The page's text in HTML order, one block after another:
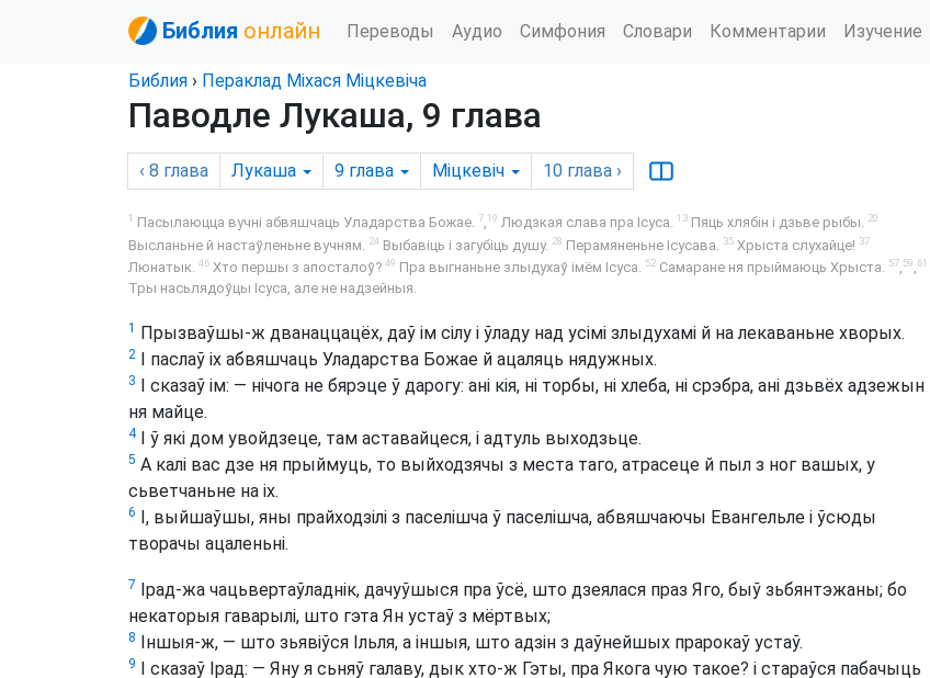
Библия онлайн Переводы Аудио Симфония Словари Комментарии Изучение
Библия › Пераклад Міхася Міцкевіча
Паводле Лукаша, 9 глава
‹ 8 глава Лукаша 9 глава Міцкевіч 10 глава ›
1 Пасылаюцца вучні абвяшчаць Уладарства Божае. 7,19 Людзкая слава пра Ісуса. 13 Пяць хлябін і дзьве рыбы. 20
Высланьне й настаўленьне вучням. 24 Выбавіць і загубіць душу. 28 Перамяненьне Ісусава. 35 Хрыста слухайце! 37
Люнатык. 46 Хто першы з апосталоў? 49 Пра выгнаньне злыдухаў імём Ісуса. 52 Самаране ня прыймаюць Хрыста. 57 59 61
Тры насьлядоўцы Ісуса, але не надзейныя.
1 Прызваўшы-ж дванаццацёх, даў ім сілу і ўладу над усімі злыдухамі й на лекаваньне хворых.
2 І паслаў іх абвяшчаць Уладарства Божае й ацаляць нядужных.
3
І сказаў ім: — нічога не бярэце ў дарогу: ані кія, ні торбы, ні хлеба, ні срэбра, ані дзьвёх адзежын
ня майце.
4І ў які дом увойдзеце, там аставайцеся, і адтуль выходзьце.
5 А калі вас дзе ня прыймуць, то выйходзячы з места таго, атрасеце й пыл з ног вашых, у
сьветчаньне на іх.
6
І, выйшаўшы, яны прайходзілі з паселішча ў паселішча, абвяшчаючы Евангельле і ўсюды
творачы ацаленьні.
7 Ірад-жа чацьвертаўладнік, дачуўшыся пра ўсё, што дзеялася праз Яго, быў зьбянтэжаны; бо
некаторыя гаварылі, што гэта Ян устаў з мёртвых;
8 Іншыя-ж, — што зьявіўся Ільля, а іншыя, што адзін з даўнейшых прарокаў устаў.
9 І сказаў Ірад: — Яну я сьняў галаву, дык хто-ж Гэты, пра Якога чую такое? і стараўся пабачыць